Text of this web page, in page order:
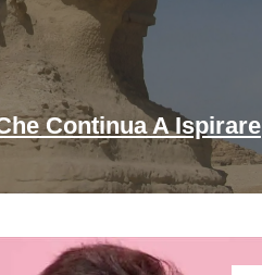
Continua A Ispirare